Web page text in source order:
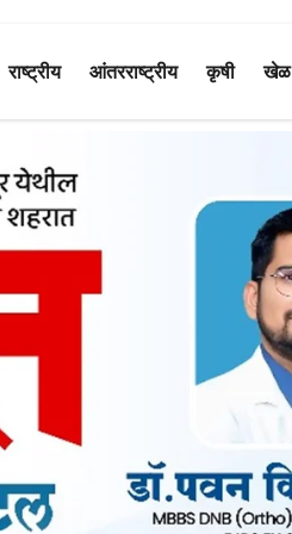
राष्ट्रीय आंतरराष्ट्रीय कृषी खेळ